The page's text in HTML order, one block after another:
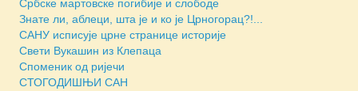
Србске мартовске погибије и слободе
Знате ли, аблеци, шта је и ко је Црногорац?!...
САНУ исписује црне странице историје
Свети Вукашин из Клепаца
Споменик од ријечи
СТОГОДИШЊИ САН